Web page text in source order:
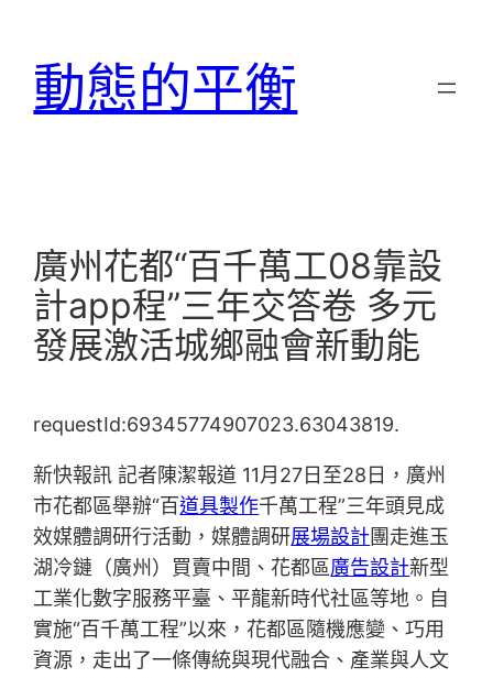
動態的平衡
廣州花都“百千萬工08靠設
計app程”三年交答卷 多元
發展激活城鄉融會新動能
requestId:69345774907023.63043819.
新快報訊 記者陳潔報道 11月27日至28日，廣州
市花都區舉辦“百道具製作千萬工程”三年頭見成
效媒體調研行活動，媒體調研展場設計團走進玉
湖冷鏈（廣州）買賣中間、花都區廣告設計新型
工業化數字服務平臺、平龍新時代社區等地。自
實施“百千萬工程”以來，花都區隨機應變、巧用
資源，走出了一條傳統與現代融合、產業與人文